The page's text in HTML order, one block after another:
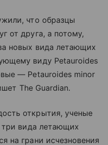
что образцы
от друга, а потому,
новых вида летающих
виду Petauroides
— Petauroides minor
The Guardian.
открытия, ученые
три вида летающих
на грани исчезновения